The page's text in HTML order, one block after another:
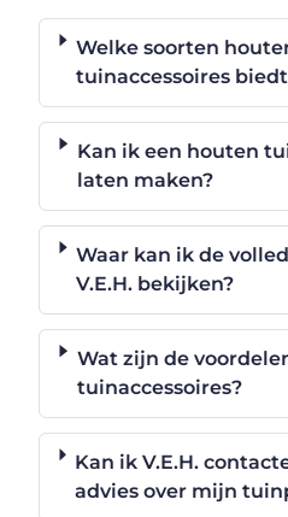
Welke soorten
tuinaccessoires biedt
Kan ik een houten
laten maken?
Waar kan ik de
V.E.H. bekijken?
Wat zijn de
tuinaccessoires?
Kan ik V.E.H.
advies over mijn